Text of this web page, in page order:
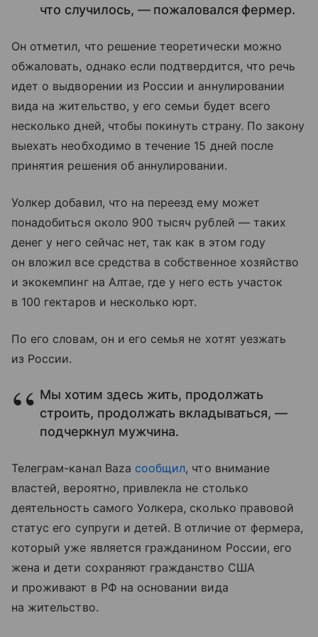
что случилось, — пожаловался фермер.
Он отметил, что решение теоретически можно
обжаловать, однако если подтвердится, что речь
идет о выдворении из России и аннулировании
вида на жительство, у его семьи будет всего
несколько дней, чтобы покинуть страну. По закону
выехать необходимо в течение 15 дней после
принятия решения об аннулировании.
Уолкер добавил, что на переезд ему может
понадобиться около 900 тысяч рублей — таких
денег у него сейчас нет, так как в этом году
он вложил все средства в собственное хозяйство
и экокемпинг на Алтае, где у него есть участок
в 100 гектаров и несколько юрт.
По его словам, он и его семья не хотят уезжать
из России.
Мы хотим здесь жить, продолжать
строить, продолжать вкладываться, —
подчеркнул мужчина.
Телеграм-канал Baza сообщил, что внимание
властей, вероятно, привлекла не столько
деятельность самого Уолкера, сколько правовой
статус его супруги и детей. В отличие от фермера,
который уже является гражданином России, его
жена и дети сохраняют гражданство США
и проживают в РФ на основании вида
на жительство.